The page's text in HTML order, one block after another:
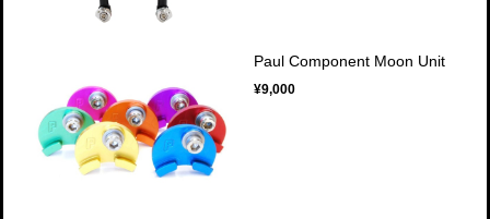
Paul Component Moon Unit
¥9,000